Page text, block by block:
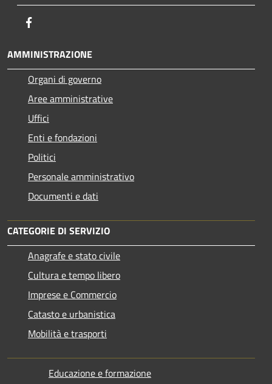
AMMINISTRAZIONE
Organi di governo
Aree amministrative
Uffici
Enti e fondazioni
Politici
Personale amministrativo
Documenti e dati
CATEGORIE DI SERVIZIO
Anagrafe e stato civile
Cultura e tempo libero
Imprese e Commercio
Catasto e urbanistica
Mobilità e trasporti
Educazione e formazione